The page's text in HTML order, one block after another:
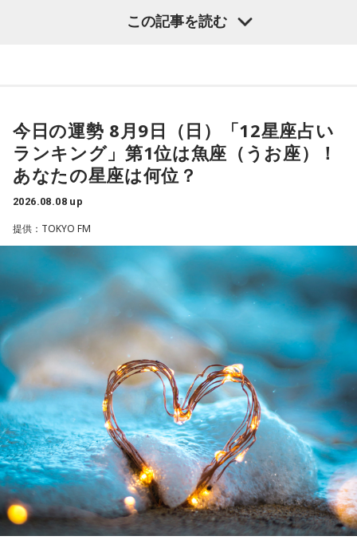
ペナントレース終盤の神宮球場、一つ一つのプレーの重みが
増す独特の緊張感を、ラジオを通じてお伝えできればと思い
ます。
「ニッポン放送ショウアップナイター ヤクルト×DeNA」
■放送日時：8月15日（土） 17時50分～試合終了 （延長対
応あり）
■スペシャルゲスト解説：髙津臣吾
■実況：師岡正雄アナウンサー
■番組X：@showup1242
■ハッシュタグ：#ショウアップナイター #60n
■メールアドレス：89@1242.com
■番組ホームページ：https://www.1242.com/showup
シーズン、ヤクルトの監督を務め、前年最下位からの日本
一、球団初のリーグ連覇を成し遂げた。
選手としても指揮官としてもヤクルトが誇る球界のレジェン
ドといえる髙津が8月15日（土）に神宮球場で行われる「ヤ
クルト×DeNA」に『ニッポン放送ショウアップナイター』の
スペシャルゲスト解説として登場する。現役時代は『ニッポ
ン放送ショウアップナイター』の事前情報番組でレギュラー
出演コーナーを持つなど、ニッポン放送リスナーにはお馴染
みの髙津だが、『ニッポン放送ショウアップナイター』で解
説を務めるのは2013年以来、13年ぶりとなる。
ペナントレースも終盤に差し掛かり、古巣・ヤクルトにとっ
て勝負の夏となる神宮球場の一戦での髙津氏ならではの視点
に注目が集まる。
『ニッポン放送ショウアップナイター』では、今後も60周年
のアニバーサリーイヤーにふさわしい球界のレジェンドたち
がスペシャルゲスト解説者として登場する。さらに、リスナ
ーにとって嬉しい夏の味覚や現金が当たるプレゼント企画も
この記事を読む
今日の運勢 8月9日（日）「12星座占い
ランキング」第1位は魚座（うお座）！
あなたの星座は何位？
2026.08.08 up
提供：TOKYO FM